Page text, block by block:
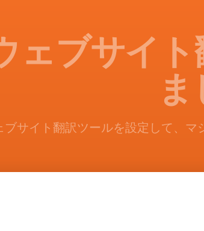
ェブサイ
ブサイト翻訳ツールを設定して、マ